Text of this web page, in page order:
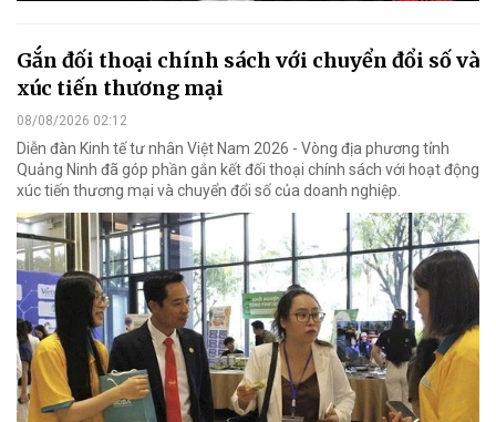
Gắn đối thoại chính sách với chuyển đổi số và
xúc tiến thương mại
08/08/2026 02:12
Diễn đàn Kinh tế tư nhân Việt Nam 2026 - Vòng địa phương tỉnh
Quảng Ninh đã góp phần gắn kết đối thoại chính sách với hoạt động
xúc tiến thương mại và chuyển đổi số của doanh nghiệp.